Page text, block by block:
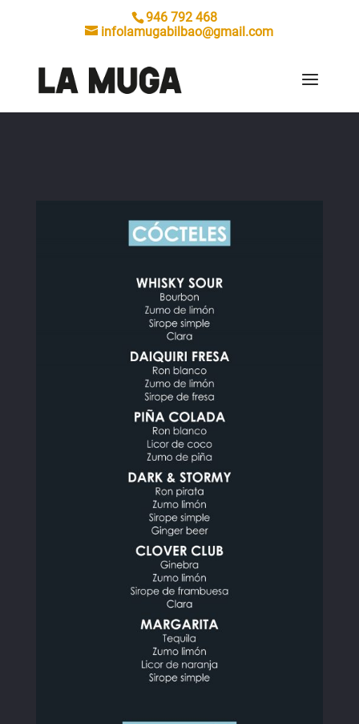
946 792 468
infolamugabilbao@gmail.com